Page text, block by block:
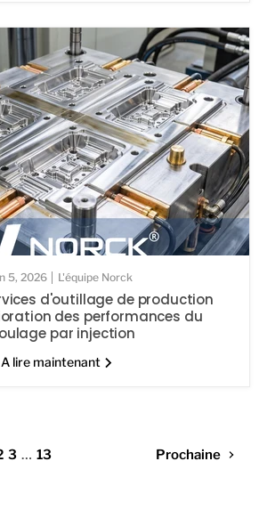
5, 2026 L'équipe Norck
d'outillage de production
des performances du
par injection
A lire maintenant
3 … 13 Prochaine